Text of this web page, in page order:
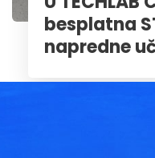
besplatna
napredne